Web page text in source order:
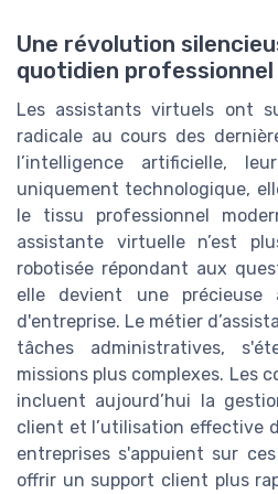
Une révolution
quotidien professionnel
Les assistants virtuels ont
radicale au cours des
l’intelligence artificielle,
uniquement technologique,
le tissu professionnel
assistante virtuelle n’est
robotisée répondant aux
elle devient une précieuse
d'entreprise. Le métier
tâches administratives,
missions plus complexes. Les
incluent aujourd’hui la
client et l’utilisation effective
entreprises s'appuient sur
offrir un support client plus